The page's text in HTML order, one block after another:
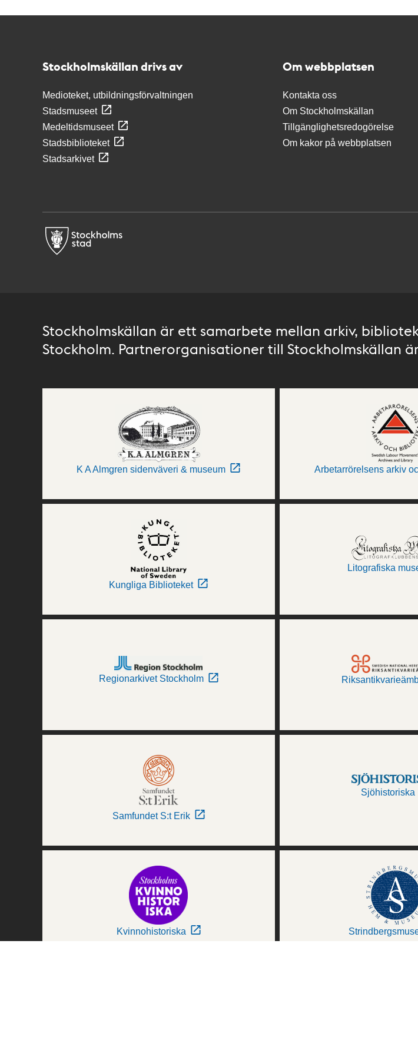
Stockholmskällan drivs av
Medioteket, utbildningsförvaltningen
Stadsmuseet
Medeltidsmuseet
Stadsbiblioteket
Stadsarkivet
Om webbplatsen
Kontakta oss
Om Stockholmskällan
Tillgänglighetsredogörelse
Om kakor på webbplatsen
Stockholmskällan är ett samarbete mellan arkiv,
Stockholm. Partnerorganisationer till Stockholmskällan
K A Almgren sidenväveri & museum Arbetarrörelsens arkiv
Kungliga Biblioteket
Litografiska
Regionarkivet Stockholm
Samfundet S:t Erik
Sjöhistoriska
Kvinnohistoriska